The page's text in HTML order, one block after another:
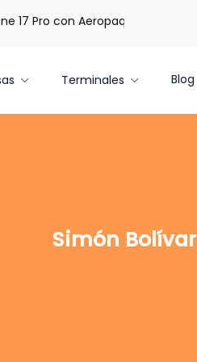
Pro con Aeropaq Prime
Terminales Blog
Simón Bolívar